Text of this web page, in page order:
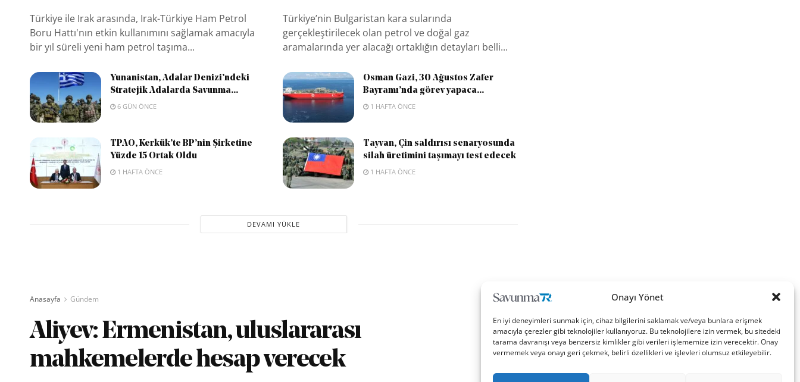
Onayı Yönet
En iyi deneyimleri sunmak için, cihaz bilgilerini saklamak ve/veya bunlara erişmek
amacıyla çerezler gibi teknolojiler kullanıyoruz. Bu teknolojilere izin vermek, bu sitedeki
tarama davranışı veya benzersiz kimlikler gibi verileri işlememize izin verecektir. Onay
vermemek veya onayı geri çekmek, belirli özellikleri ve işlevleri olumsuz etkileyebilir.
Türkiye ile Irak arasında, Irak-Türkiye Ham Petrol
Boru Hattı'nın etkin kullanımını sağlamak amacıyla
bir yıl süreli yeni ham petrol taşıma...
Türkiye’nin Bulgaristan kara sularında
gerçekleştirilecek olan petrol ve doğal gaz
aramalarında yer alacağı ortaklığın detayları belli...
Yunanistan, Adalar Denizi’ndeki
Stratejik Adalarda Savunma...
6 GÜN ÖNCE
Osman Gazi, 30 Ağustos Zafer
Bayramı’nda görev yapaca...
1 HAFTA ÖNCE
TPAO, Kerkük’te BP’nin Şirketine
Yüzde 15 Ortak Oldu
1 HAFTA ÖNCE
Tayvan, Çin saldırısı senaryosunda
silah üretimini taşımayı test edecek
1 HAFTA ÖNCE
DEVAMI YÜKLE
Anasayfa Gündem
Aliyev: Ermenistan, uluslararası
mahkemelerde hesap verecek